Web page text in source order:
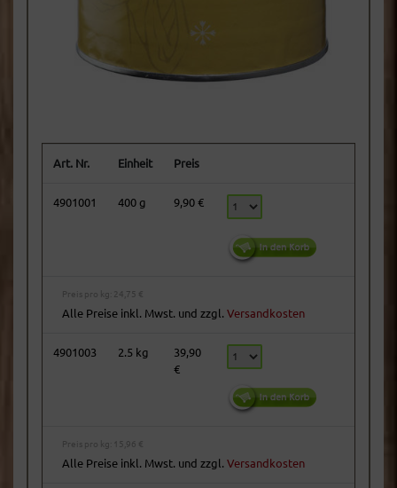
Art. Nr. Einheit Preis
4901001 400 g 9,90 €
Preis pro kg: 24,75 €
Alle Preise inkl. Mwst. und zzgl. Versandkosten
4901003 2.5 kg
39,90
€
Preis pro kg: 15,96 €
Alle Preise inkl. Mwst. und zzgl. Versandkosten